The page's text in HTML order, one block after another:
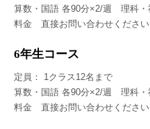
算数・国語 各90分×2/週 理科・
料金 直接お問い合わせください
6年生コース
定員： 1クラス12名まで
算数・国語 各90分×2/週 理科・
料金 直接お問い合わせください